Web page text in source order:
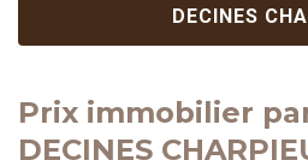
DECINES
Prix immobilier
DECINES